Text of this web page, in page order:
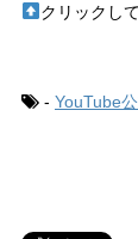
クリックし
- YouTube